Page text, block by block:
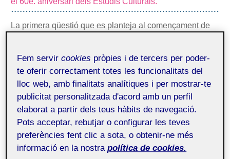
La primera qüestió que es planteja al començament de
de la cultura . Un concepte històricament vinculat a l’art,
en les últimes dècades ha anat adquirint un rol
protagonista en altres àmbits com l’economia i la política.
Ningú mai no ho ha expressat millor que Margaret
Thatcher, primera ministra del Regne Unit en la dècada
dels vuitanta, quan va dir: «l’economia és el mètode,
l’objectiu és canviar el cor i l’ànima». El programa de
reforma radical implementat per Thatcher al Regne Unit –
Fem servircookies pròpies i de tercers per poder-
te oferir correctament totes les funcionalitats del
lloc web, amb finalitats analítiques i per mostrar-te
publicitat personalitzada d'acord amb un perfil
elaborat a partir dels teus hàbits de navegació.
Pots acceptar, rebutjar o configurar les teves
preferències fent clic a sota, o obtenir-ne més
informació en la nostra política de cookies.